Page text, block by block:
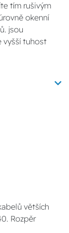
tím rušivým
okenní
jsou
vyšší tuhost
větších
Rozpěr